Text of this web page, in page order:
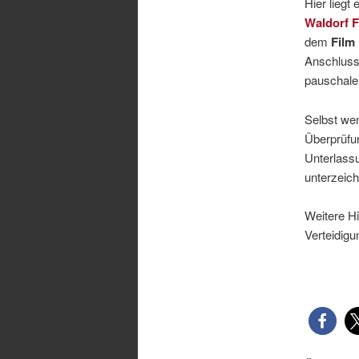
Waldorf
dem Film
Selbst
Weitere